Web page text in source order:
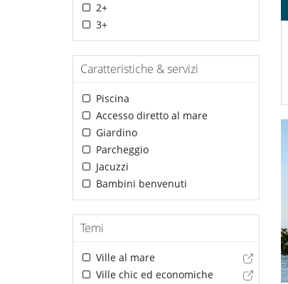
2+
3+
Caratteristiche & servizi
Piscina
Accesso diretto al mare
Giardino
Parcheggio
Jacuzzi
Bambini benvenuti
Temi
Ville al mare
Ville chic ed economiche